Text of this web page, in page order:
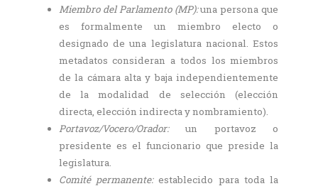
Miembro del Parlamento (MP):una persona que
es formalmente un miembro electo o
designado de una legislatura nacional. Estos
metadatos consideran a todos los miembros
de la cámara alta y baja independientemente
de la modalidad de selección (elección
directa, elección indirecta y nombramiento).
Portavoz/Vocero/Orador:un portavoz o
presidente es el funcionario que preside la
legislatura.
Comité permanente:establecido para toda la